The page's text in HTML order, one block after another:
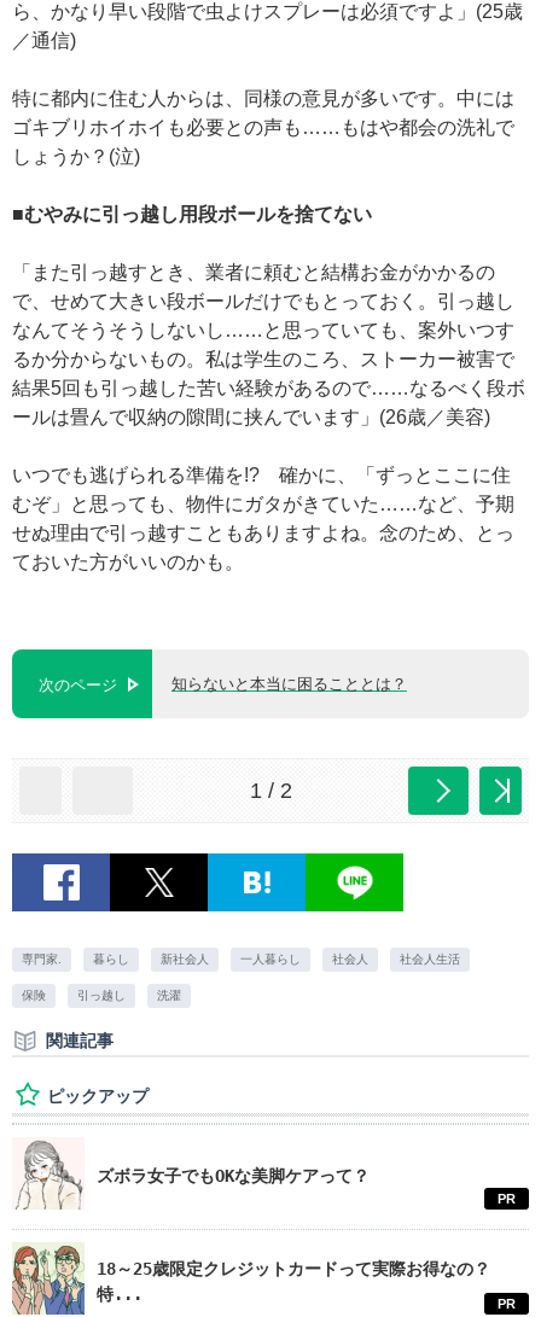
ら、かなり早い段階で虫よけスプレーは必須ですよ」(25歳
／通信)
特に都内に住む人からは、同様の意見が多いです。中には
ゴキブリホイホイも必要との声も……もはや都会の洗礼で
しょうか？(泣)
■むやみに引っ越し用段ボールを捨てない
「また引っ越すとき、業者に頼むと結構お金がかかるの
で、せめて大きい段ボールだけでもとっておく。引っ越し
なんてそうそうしないし……と思っていても、案外いつす
るか分からないもの。私は学生のころ、ストーカー被害で
結果5回も引っ越した苦い経験があるので……なるべく段ボ
ールは畳んで収納の隙間に挟んでいます」(26歳／美容)
いつでも逃げられる準備を!? 確かに、「ずっとここに住
むぞ」と思っても、物件にガタがきていた……など、予期
せぬ理由で引っ越すこともありますよね。念のため、とっ
ておいた方がいいのかも。
次のページ 知らないと本当に困ることとは？
1 / 2
専門家. 暮らし 新社会人 一人暮らし 社会人 社会人生活
保険 引っ越し 洗濯
関連記事
ピックアップ
ズボラ女子でもOKな美脚ケアって？
PR
18～25歳限定クレジットカードって実際お得なの？
特...
PR